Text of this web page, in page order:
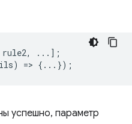
rule2,
...];
) => {...});
успешно, параметр